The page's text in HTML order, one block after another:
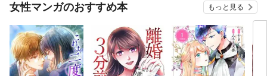
女性マンガのおすすめ本 もっと見る